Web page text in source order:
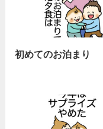
初めてのお泊まり